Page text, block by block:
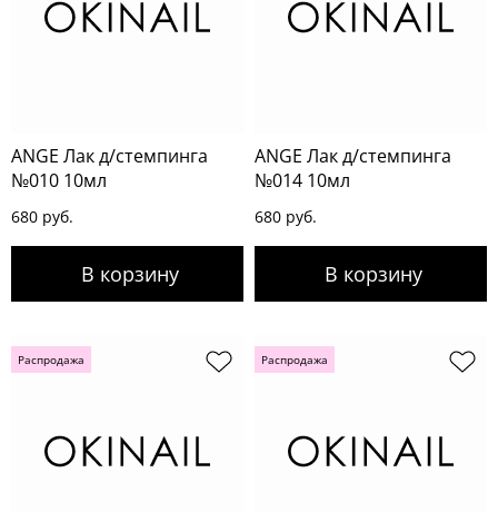
ANGE Лак д/стемпинга
№010 10мл
680 руб.
ANGE Лак д/стемпинга
№014 10мл
680 руб.
Распродажа Распродажа